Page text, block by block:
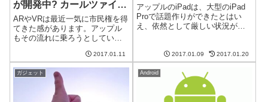
が開発中? カールツァイス
との協業
ARやVRは最近一気に市民権を得
てきた感があります。アップル
もその流れに乗ろうとしている
ス(眼鏡型デバイス)を開発してい
るといわれています。その協業
相手はカメラ用レンズで有名な
カールツァイス社だとか。
2017.01.11
アップルのiPadは、大型のiPad
Proで話題作りができたとはい
え、依然として厳しい状況が続
となるそうです。新たに10イン
チクラスのモデルが登場すると
か。iPad ProとiP...
2017.01.09 2017.01.20
ガジェット Android